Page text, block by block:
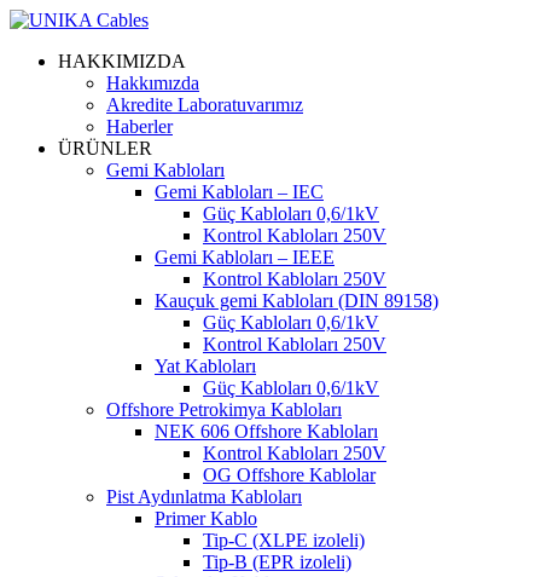
HAKKIMIZDA
Hakkımızda
Akredite Laboratuvarımız
Haberler
ÜRÜNLER
Gemi Kabloları
Gemi Kabloları – IEC
Güç Kabloları 0,6/1kV
Kontrol Kabloları 250V
Gemi Kabloları – IEEE
Kontrol Kabloları 250V
Kauçuk gemi Kabloları (DIN 89158)
Güç Kabloları 0,6/1kV
Kontrol Kabloları 250V
Yat Kabloları
Güç Kabloları 0,6/1kV
Offshore Petrokimya Kabloları
NEK 606 Offshore Kabloları
Kontrol Kabloları 250V
OG Offshore Kablolar
Pist Aydınlatma Kabloları
Primer Kablo
Tip-C (XLPE izoleli)
Tip-B (EPR izoleli)